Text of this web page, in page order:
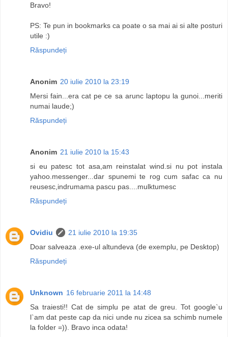
Bravo!
PS: Te pun in bookmarks ca poate o sa mai ai si alte posturi
utile :)
Răspundeți
Anonim 20 iulie 2010 la 23:19
Mersi fain...era cat pe ce sa arunc laptopu la gunoi...meriti
numai laude;)
Răspundeți
Anonim 21 iulie 2010 la 15:43
si eu patesc tot asa,am reinstalat wind.si nu pot instala
yahoo.messenger...dar spunemi te rog cum safac ca nu
reusesc,indrumama pascu pas....mulktumesc
Răspundeți
Ovidiu
21 iulie 2010 la 19:35
Doar salveaza .exe-ul altundeva (de exemplu, pe Desktop)
Răspundeți
Unknown 16 februarie 2011 la 14:48
Sa traiesti!! Cat de simplu pe atat de greu. Tot google`u
l`am dat peste cap da nici unde nu zicea sa schimb numele
la folder =)). Bravo inca odata!